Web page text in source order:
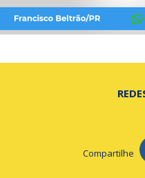
Compartilhe